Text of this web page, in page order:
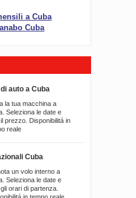
a Cuba
Cuba
auto a Cuba
la tua macchina a
Seleziona le date e
prezzo. Disponibilitá in
reale
Cuba
un volo interno a
Seleziona le date e
orari di partenza.